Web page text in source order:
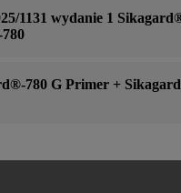
1131 wydanie 1
780 G Primer +